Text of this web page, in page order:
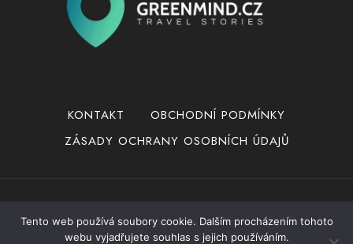
KONTAKT
OBCHODNÍ PODMÍNKY
ZÁSADY OCHRANY OSOBNÍCH ÚDAJŮ
Tento web používá soubory cookie. Dalším procházením tohoto
webu vyjadřujete souhlas s jejich používáním.